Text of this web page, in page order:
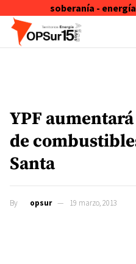
soberanía -
Skip to content
YPF
de
Santa
By opsur 19 marzo, 2013